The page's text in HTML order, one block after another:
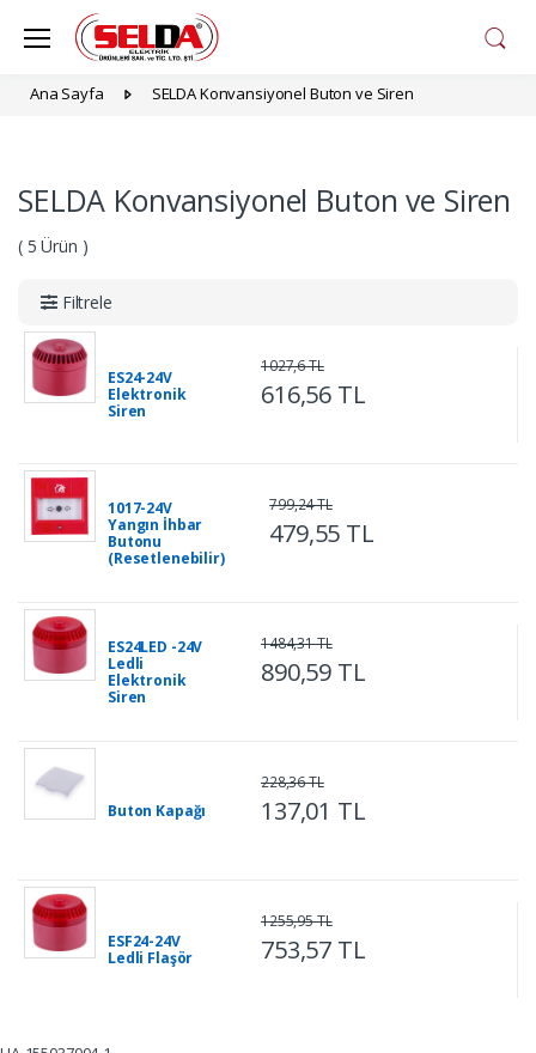
Ana Sayfa SELDA Konvansiyonel Buton ve Siren
SELDA Konvansiyonel Buton ve Siren
( 5 Ürün )
Filtrele
ES24-24V
Elektronik
Siren
616,56 TL
1027,6 TL
1017-24V
Yangın İhbar
Butonu
(Resetlenebilir)
479,55 TL
799,24 TL
ES24LED -24V
Ledli
Elektronik
Siren
890,59 TL
1484,31 TL
Buton Kapağı 137,01 TL
228,36 TL
ESF24-24V
Ledli Flaşör
753,57 TL
1255,95 TL